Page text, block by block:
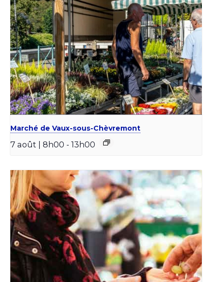
Marché de Vaux-sous-Chèvremont
7 août | 8h00 - 13h00